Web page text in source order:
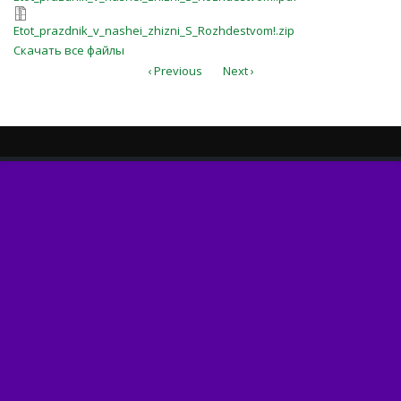
Etot_prazdnik_v_nashei_zhizni_S_Rozhdestvom!.zip
Скачать все файлы
‹ Previous
Next ›